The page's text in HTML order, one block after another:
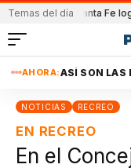
Temas del día
y Lanús Santa Fe logró
AHORA:ASÍ SON LAS
NOTICIAS RECREO
EN RECREO
En el